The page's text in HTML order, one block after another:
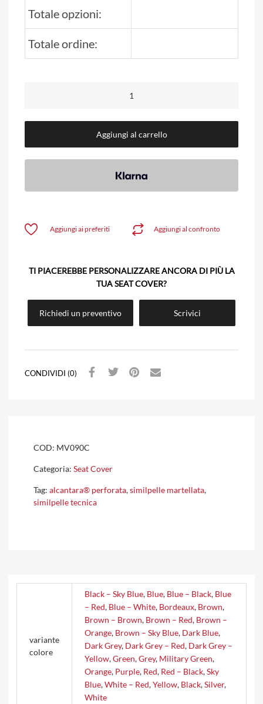
Totale opzioni:
Totale ordine:
Aggiungi al carrello
Aggiungi al confronto
Aggiungi ai preferiti
TI PIACEREBBE PERSONALIZZARE ANCORA DI PIÙ LA
TUA SEAT COVER?
Richiedi un preventivo Scrivici
CONDIVIDI (0)
COD: MV090C
Categoria: Seat Cover
Tag: alcantara® perforata,similpelle martellata,
similpelle tecnica
variante
colore
Black – Sky Blue, Blue, Blue – Black, Blue
– Red, Blue – White, Bordeaux, Brown,
Brown – Brown, Brown – Red, Brown –
Orange, Brown – Sky Blue, Dark Blue,
Dark Grey, Dark Grey – Red, Dark Grey –
Yellow,Green,Grey, Military Green,
Orange, Purple, Red, Red – Black,Sky
Blue,White – Red,Yellow, Black,Silver,
White